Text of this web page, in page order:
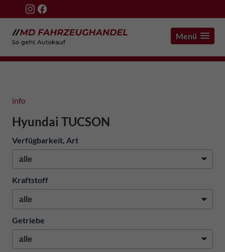
Menü
info
Hyundai TUCSON
Verfügbarkeit, Art
Kraftstoff
Getriebe